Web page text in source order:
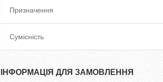
Призначення
Сумісність
ІНФОРМАЦІЯ ДЛЯ ЗАМОВЛЕННЯ